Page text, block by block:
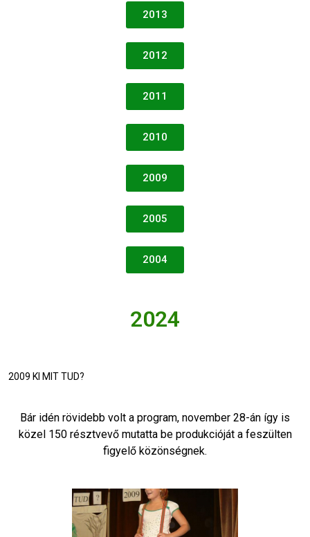
2013
2012
2011
2010
2009
2005
2004
2024
2009 KI MIT TUD?
Bár idén rövidebb volt a program, november 28-án így is
közel 150 résztvevő mutatta be produkcióját a feszülten
figyelő közönségnek.